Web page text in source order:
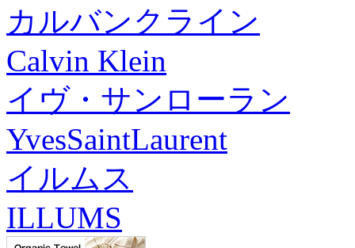
カルバンクライン
Calvin Klein
イヴ・サンローラン
YvesSaintLaurent
イルムス
ILLUMS